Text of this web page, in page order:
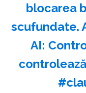
blocarea
scufundate.
AI: